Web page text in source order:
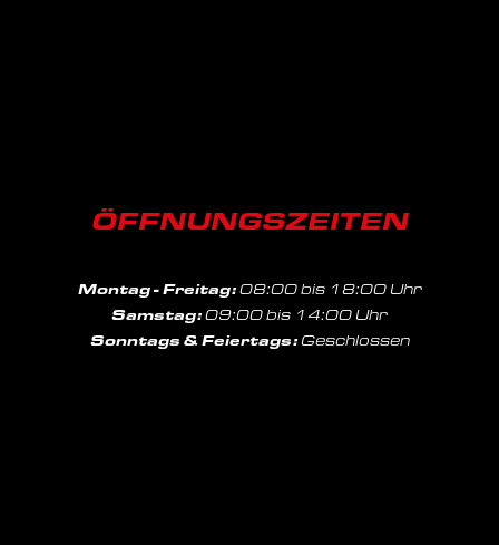
ÖFFNUNGSZEITEN
Montag - Freitag:08:00 bis 18:00 Uhr
Samstag:09:00 bis 14:00 Uhr
Sonntags & Feiertags:Geschlossen